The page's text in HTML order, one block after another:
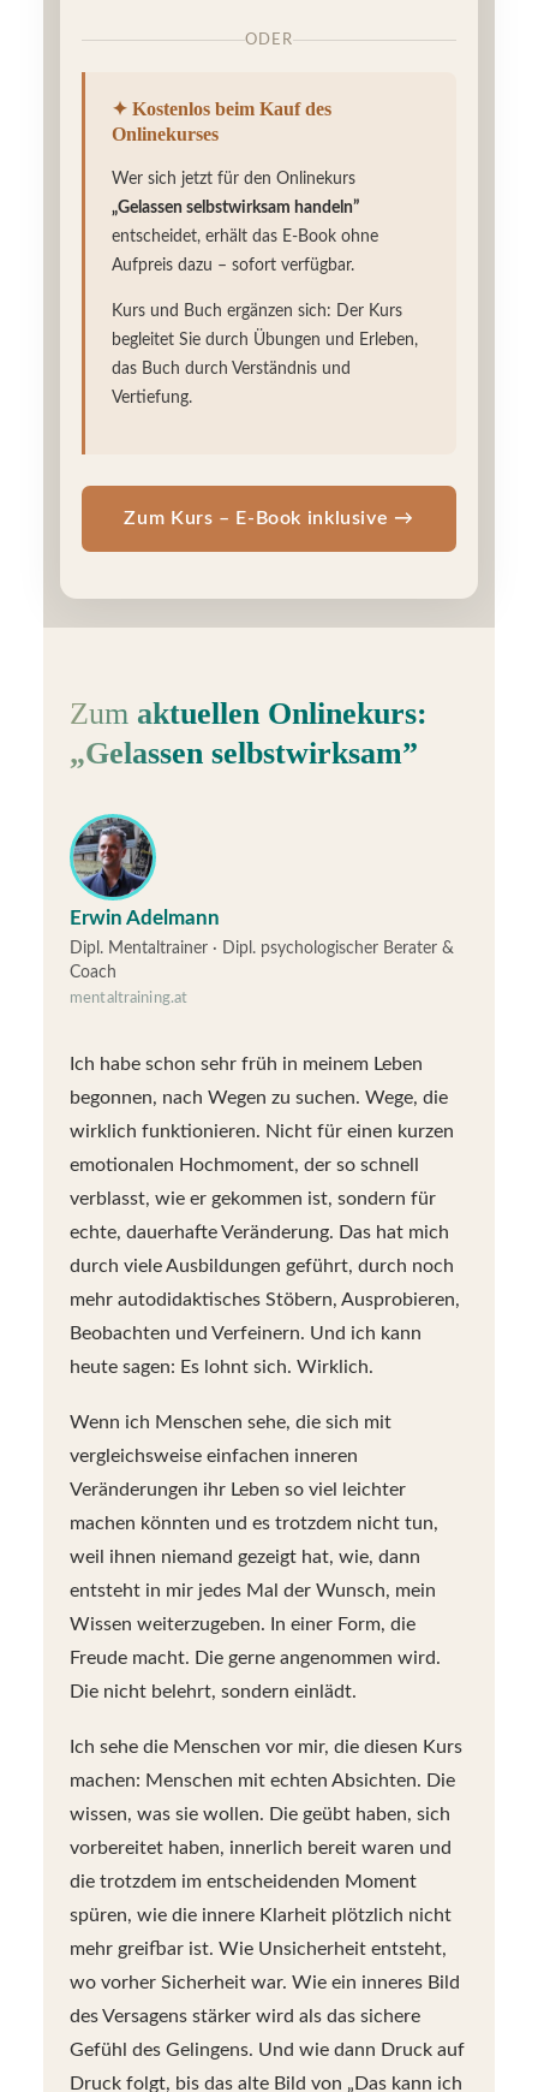
ODER
✦ Kostenlos beim Kauf des
Onlinekurses
Wer sich jetzt für den Onlinekurs
„Gelassen selbstwirksam handeln”
entscheidet, erhält das E-Book ohne
Aufpreis dazu – sofort verfügbar.
Kurs und Buch ergänzen sich: Der Kurs
begleitet Sie durch Übungen und Erleben,
das Buch durch Verständnis und
Vertiefung.
Zum Kurs – E-Book inklusive →
Zum aktuellen Onlinekurs:
„Gelassen selbstwirksam”
Erwin Adelmann
Dipl. Mentaltrainer · Dipl. psychologischer Berater &
Coach
mentaltraining.at
Ich habe schon sehr früh in meinem Leben
begonnen, nach Wegen zu suchen. Wege, die
wirklich funktionieren. Nicht für einen kurzen
emotionalen Hochmoment, der so schnell
verblasst, wie er gekommen ist, sondern für
echte, dauerhafte Veränderung. Das hat mich
durch viele Ausbildungen geführt, durch noch
mehr autodidaktisches Stöbern, Ausprobieren,
Beobachten und Verfeinern. Und ich kann
heute sagen: Es lohnt sich. Wirklich.
Wenn ich Menschen sehe, die sich mit
vergleichsweise einfachen inneren
Veränderungen ihr Leben so viel leichter
machen könnten und es trotzdem nicht tun,
weil ihnen niemand gezeigt hat, wie, dann
entsteht in mir jedes Mal der Wunsch, mein
Wissen weiterzugeben. In einer Form, die
Freude macht. Die gerne angenommen wird.
Die nicht belehrt, sondern einlädt.
Ich sehe die Menschen vor mir, die diesen Kurs
machen: Menschen mit echten Absichten. Die
wissen, was sie wollen. Die geübt haben, sich
vorbereitet haben, innerlich bereit waren und
die trotzdem im entscheidenden Moment
spüren, wie die innere Klarheit plötzlich nicht
mehr greifbar ist. Wie Unsicherheit entsteht,
wo vorher Sicherheit war. Wie ein inneres Bild
des Versagens stärker wird als das sichere
Gefühl des Gelingens. Und wie dann Druck auf
Druck folgt, bis das alte Bild von „Das kann ich